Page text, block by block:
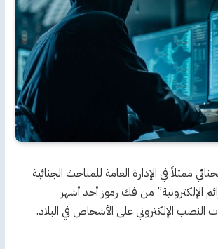
ممثلاً في الإدارة العامة للمباحث الجنائية
الإلكترونية” من فك رموز أحد أشهر
النصب الإلكتروني على الأشخاص في البلاد.